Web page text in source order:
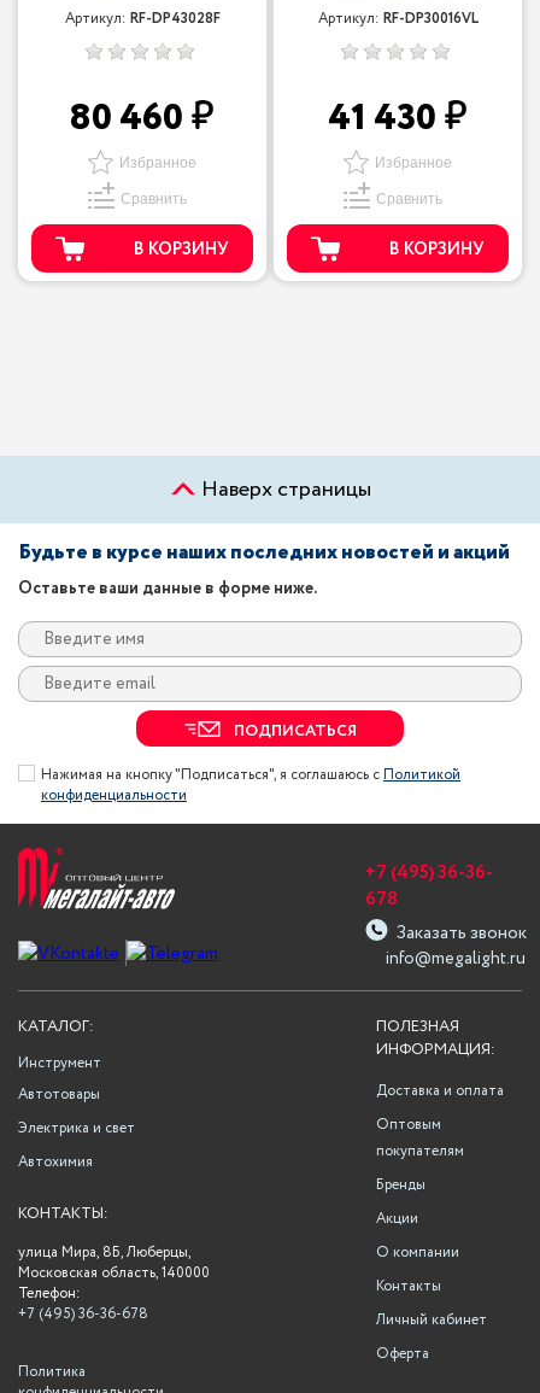
Артикул: RF-DP43028F
80 460
Избранное
Сравнить
В КОРЗИНУ
Артикул: RF-DP30016VL
41 430
Избранное
Сравнить
В КОРЗИНУ
Наверх страницы
Будьте в курсе наших последних новостей и акций
Оставьте ваши данные в форме ниже.
ПОДПИСАТЬСЯ
Нажимая на кнопку "Подписаться", я соглашаюсь сПолитикой
конфиденциальности
info@megalight.ru
+7 (495) 36-36-
678
Заказать звонок
ПОЛЕЗНАЯ
ИНФОРМАЦИЯ:
Доставка и оплата
Оптовым
покупателям
Бренды
Акции
О компании
Контакты
Личный кабинет
Оферта
КАТАЛОГ:
Инструмент
Автотовары
Электрика и свет
Автохимия
КОНТАКТЫ:
улица Мира, 8Б, Люберцы,
Московская область, 140000
Телефон:
+7 (495) 36-36-678
Политика